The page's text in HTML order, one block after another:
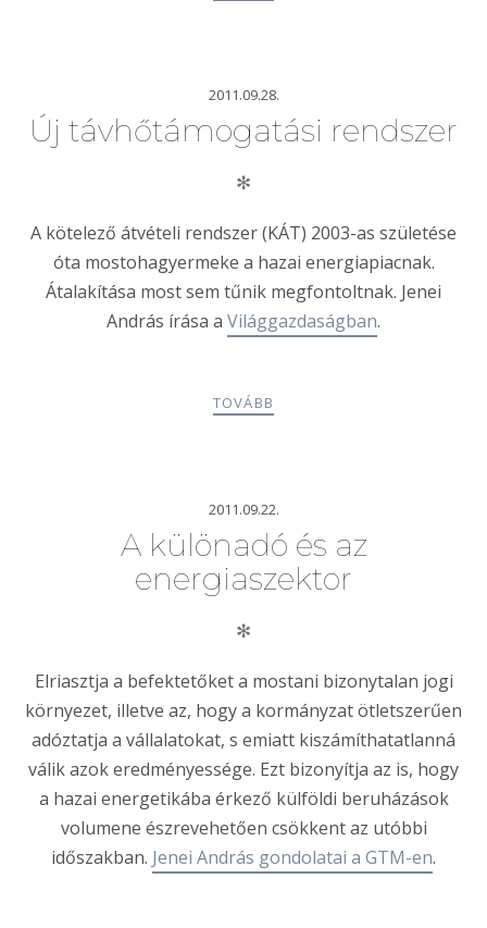
2011.09.28.
Új távhőtámogatási rendszer
✻
A kötelező átvételi rendszer (KÁT) 2003-as születése
óta mostohagyermeke a hazai energiapiacnak.
Átalakítása most sem tűnik megfontoltnak. Jenei
András írása a Világgazdaságban.
TOVÁBB
2011.09.22.
A különadó és az
energiaszektor
✻
Elriasztja a befektetőket a mostani bizonytalan jogi
környezet, illetve az, hogy a kormányzat ötletszerűen
adóztatja a vállalatokat, s emiatt kiszámíthatatlanná
válik azok eredményessége. Ezt bizonyítja az is, hogy
a hazai energetikába érkező külföldi beruházások
volumene észrevehetően csökkent az utóbbi
időszakban. Jenei András gondolatai a GTM-en.